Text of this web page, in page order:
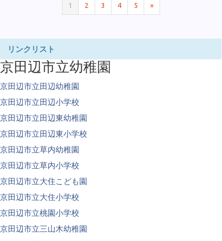
1 2 3 4 5 »
リンクリスト
京田辺市立幼稚園
京田辺市立田辺幼稚園
京田辺市立田辺小学校
京田辺市立田辺東幼稚園
京田辺市立田辺東小学校
京田辺市立草内幼稚園
京田辺市立草内小学校
京田辺市立大住こども園
京田辺市立大住小学校
京田辺市立桃園小学校
京田辺市立三山木幼稚園